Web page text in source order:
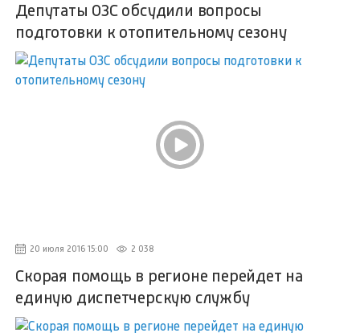
Депутаты ОЗС обсудили вопросы
подготовки к отопительному сезону
20 июля 2016 15:00 2 038
Скорая помощь в регионе перейдет на
единую диспетчерскую службу